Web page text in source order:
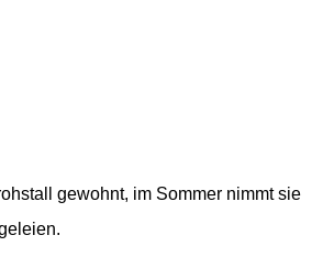
gewohnt, im Sommer nimmt sie